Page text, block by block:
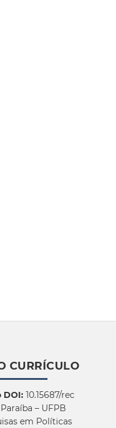
CURRÍCULO
DOI:10.15687/rec
– UFPB
em Políticas